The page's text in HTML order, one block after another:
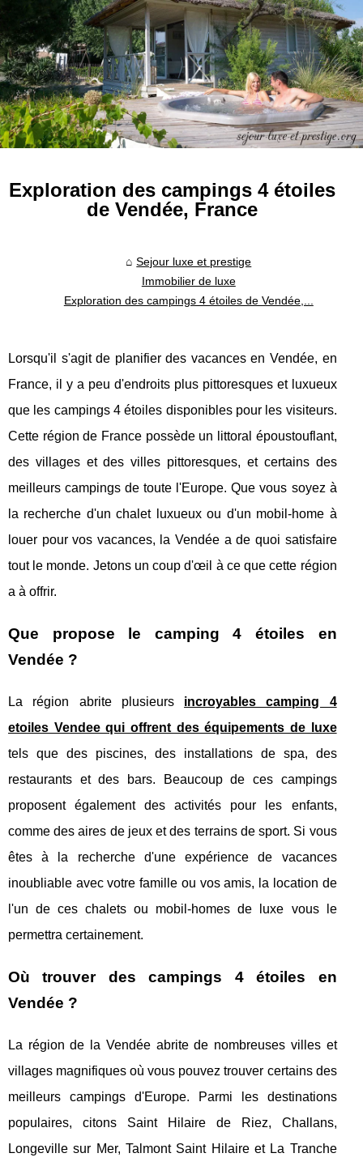
Exploration des campings 4 étoiles
de Vendée, France
Sejour luxe et prestige
Immobilier de luxe
Exploration des campings 4 étoiles de Vendée,...
Lorsqu'il s'agit de planifier des vacances en Vendée, en
France, il y a peu d'endroits plus pittoresques et luxueux
que les campings 4 étoiles disponibles pour les visiteurs.
Cette région de France possède un littoral époustouflant,
des villages et des villes pittoresques, et certains des
meilleurs campings de toute l'Europe. Que vous soyez à
la recherche d'un chalet luxueux ou d'un mobil-home à
louer pour vos vacances, la Vendée a de quoi satisfaire
tout le monde. Jetons un coup d'œil à ce que cette région
a à offrir.
Que propose le camping 4 étoiles en
Vendée ?
La région abrite plusieurs incroyables camping 4
etoiles Vendee qui offrent des équipements de luxe
tels que des piscines, des installations de spa, des
restaurants et des bars. Beaucoup de ces campings
proposent également des activités pour les enfants,
comme des aires de jeux et des terrains de sport. Si vous
êtes à la recherche d'une expérience de vacances
inoubliable avec votre famille ou vos amis, la location de
l'un de ces chalets ou mobil-homes de luxe vous le
permettra certainement.
Où trouver des campings 4 étoiles en
Vendée ?
La région de la Vendée abrite de nombreuses villes et
villages magnifiques où vous pouvez trouver certains des
meilleurs campings d'Europe. Parmi les destinations
populaires, citons Saint Hilaire de Riez, Challans,
Longeville sur Mer, Talmont Saint Hilaire et La Tranche